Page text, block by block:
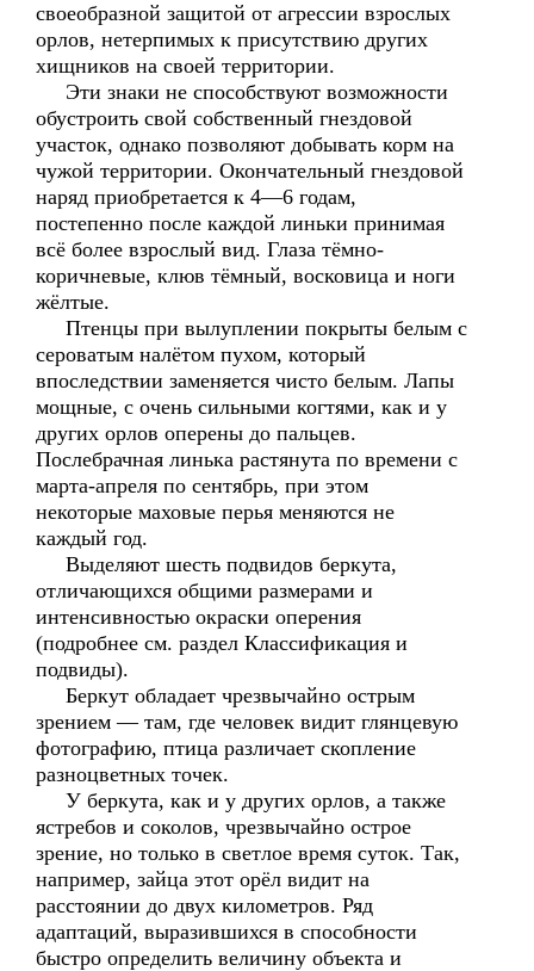
своеобразной защитой от агрессии взрослых
орлов, нетерпимых к присутствию других
хищников на своей территории.
Эти знаки не способствуют возможности
обустроить свой собственный гнездовой
участок, однако позволяют добывать корм на
чужой территории. Окончательный гнездовой
наряд приобретается к 4—6 годам,
постепенно после каждой линьки принимая
всё более взрослый вид. Глаза тёмно-
коричневые, клюв тёмный, восковица и ноги
жёлтые.
Птенцы при вылуплении покрыты белым с
сероватым налётом пухом, который
впоследствии заменяется чисто белым. Лапы
мощные, с очень сильными когтями, как и у
других орлов оперены до пальцев.
Послебрачная линька растянута по времени с
марта-апреля по сентябрь, при этом
некоторые маховые перья меняются не
каждый год.
Выделяют шесть подвидов беркута,
отличающихся общими размерами и
интенсивностью окраски оперения
(подробнее см. раздел Классификация и
подвиды).
Беркут обладает чрезвычайно острым
зрением — там, где человек видит глянцевую
фотографию, птица различает скопление
разноцветных точек.
У беркута, как и у других орлов, а также
ястребов и соколов, чрезвычайно острое
зрение, но только в светлое время суток. Так,
например, зайца этот орёл видит на
расстоянии до двух километров. Ряд
адаптаций, выразившихся в способности
быстро определить величину объекта и